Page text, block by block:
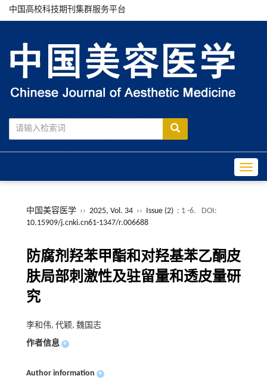
中国高校科技期刊集群服务平台
中国美容医学 ›› 2025, Vol. 34 ›› Issue (2) : 1 -6.
DOI:
10.15909/j.cnki.cn61-1347/r.006688
防腐剂羟苯甲酯和对羟基苯乙酮皮
肤局部刺激性及驻留量和透皮量研
究
李和伟, 代颖, 魏国志
作者信息 +
Author information +